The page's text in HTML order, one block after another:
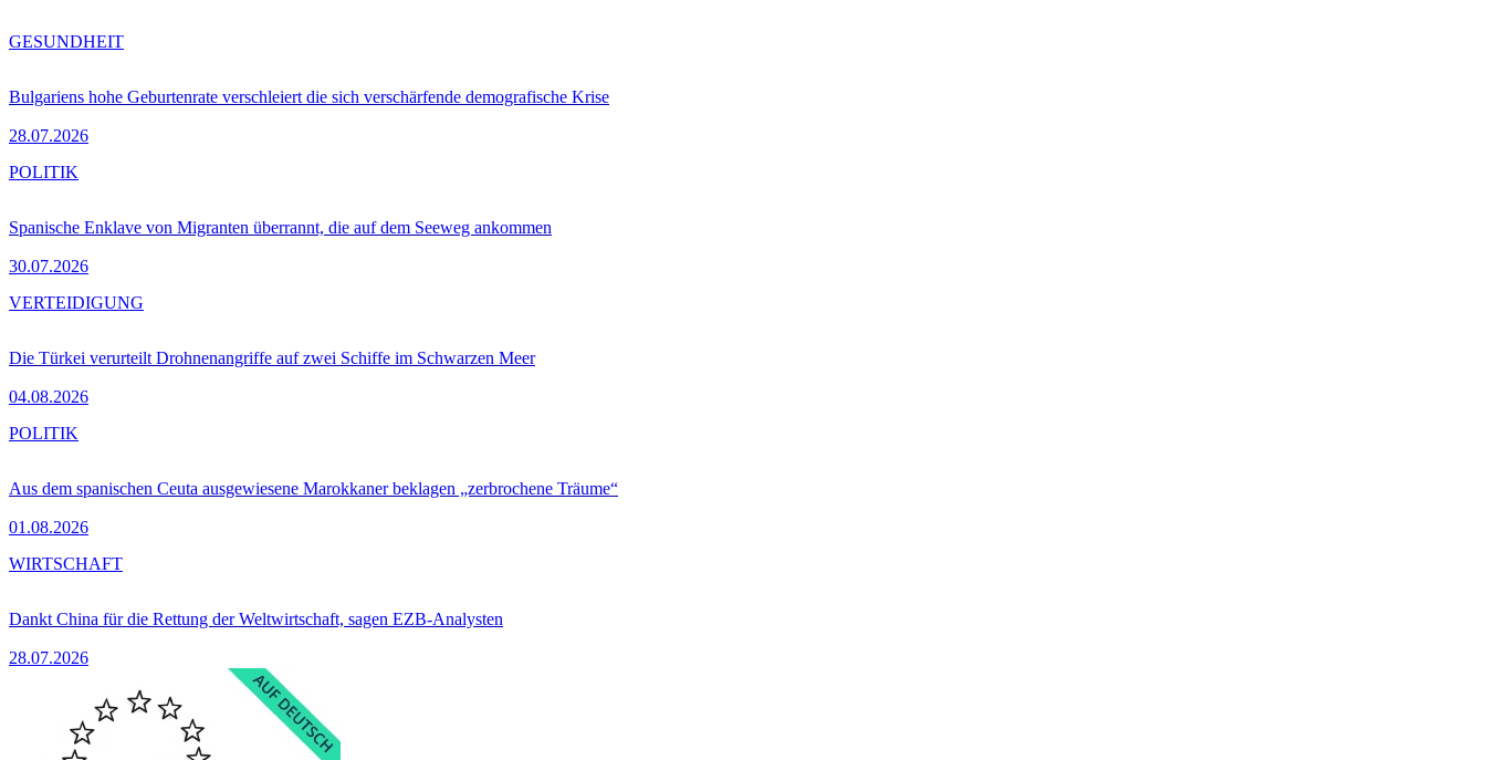
Bulgariens hohe Geburtenrate verschleiert die sich verschärfende demografische Krise
28.07.2026
GESUNDHEIT
Spanische Enklave von Migranten überrannt, die auf dem Seeweg ankommen
30.07.2026
POLITIK
Die Türkei verurteilt Drohnenangriffe auf zwei Schiffe im Schwarzen Meer
04.08.2026
VERTEIDIGUNG
Aus dem spanischen Ceuta ausgewiesene Marokkaner beklagen „zerbrochene Träume“
01.08.2026
POLITIK
Dankt China für die Rettung der Weltwirtschaft, sagen EZB-Analysten
28.07.2026
WIRTSCHAFT